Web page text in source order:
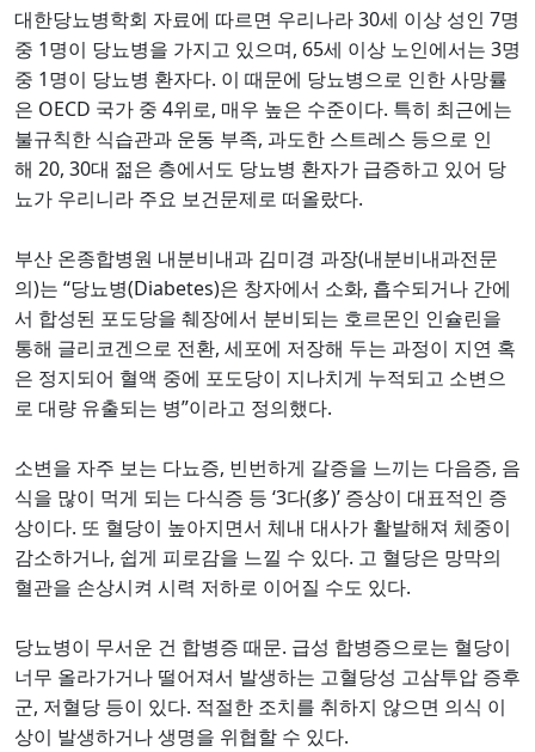
대한당뇨병학회 자료에 따르면 우리나라 30세 이상 성인 7명
중 1 명이 당뇨병을 가지고 있으며 , 65세 이상 노인에서는 3명
중 1 명이 당뇨병 환자다. 이 때문에 당뇨병으로 인한 사망률
은 OECD 국가 중 4위로, 매우 높은 수준이다. 특히 최근에는
불규칙한 식습관과 운동 부족, 과도한 스트레스 등으로 인
해 20, 30대 젊은 층에서도 당뇨병 환자가 급증하고 있어 당
뇨가 우리니라 주요 보건문제로 떠올랐다.
부산 온종합병원 내분비내과 김미경 과장(내분비내과전문
의 )는 “당뇨병(Diabetes)은 창자에서 소화, 흡수되거나 간에
서 합성된 포도당을 췌장에서 분비되는 호르몬인 인슐린을
통해 글리코겐으로 전환, 세포에 저장해 두는 과정이 지연 혹
은 정지되어 혈액 중에 포도당이 지나치게 누적되고 소변으
로 대량 유출되는 병”이라고 정의했다.
소변을 자주 보는 다뇨증, 빈번하게 갈증을 느끼는 다음증, 음
식을 많이 먹게 되는 다식증 등 ‘3다(多)’ 증상이 대표적인 증
상이다. 또 혈당이 높아지면서 체내 대사가 활발해져 체중이
감소하거나, 쉽게 피로감을 느낄 수 있다. 고 혈당은 망막의
혈관을 손상시켜 시력 저하로 이어질 수도 있다.
당뇨병이 무서운 건 합병증 때문. 급성 합병증으로는 혈당이
너무 올라가거나 떨어져서 발생하는 고혈당성 고삼투압 증후
군, 저혈당 등이 있다. 적절한 조치를 취하지 않으면 의식 이
상이 발생하거나 생명을 위협할 수 있다.